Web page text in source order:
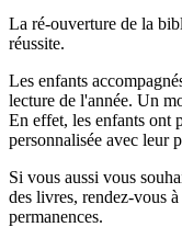
La ré-ouverture de la
réussite.
Les enfants
lecture de l'année. Un
En effet, les enfants ont
personnalisée avec leur
Si vous aussi vous
des livres, rendez-vous
permanences.